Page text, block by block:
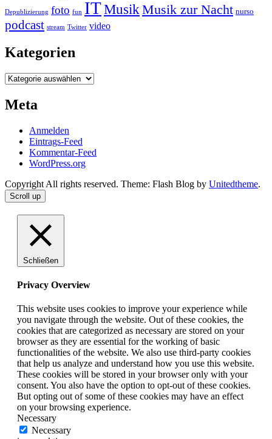
Depublizierung foto fun ITMusikMusik zur Nacht nurso
podcast stream Twitter video
Kategorien
Kategorien
Meta
Anmelden
Eintrags-Feed
Kommentar-Feed
WordPress.org
Copyright All rights reserved. Theme: Flash Blog by Unitedtheme.
Scroll up
Schließen
Privacy Overview
This website uses cookies to improve your experience while
you navigate through the website. Out of these cookies, the
cookies that are categorized as necessary are stored on your
browser as they are essential for the working of basic
functionalities of the website. We also use third-party cookies
that help us analyze and understand how you use this website.
These cookies will be stored in your browser only with your
consent. You also have the option to opt-out of these cookies.
But opting out of some of these cookies may have an effect
on your browsing experience.
Necessary
Necessary